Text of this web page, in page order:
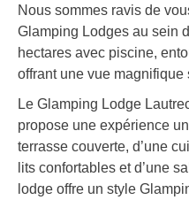
Nous sommes ravis de
Glamping Lodges au sein
hectares avec piscine,
offrant une vue magnifique
Le Glamping Lodge
propose une expérience
terrasse couverte, d’une
lits confortables et d’une
lodge offre un style